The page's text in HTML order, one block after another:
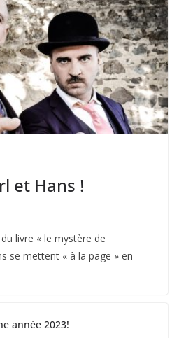
et Hans !
livre « le mystère de
se mettent « à la page » en
année 2023!